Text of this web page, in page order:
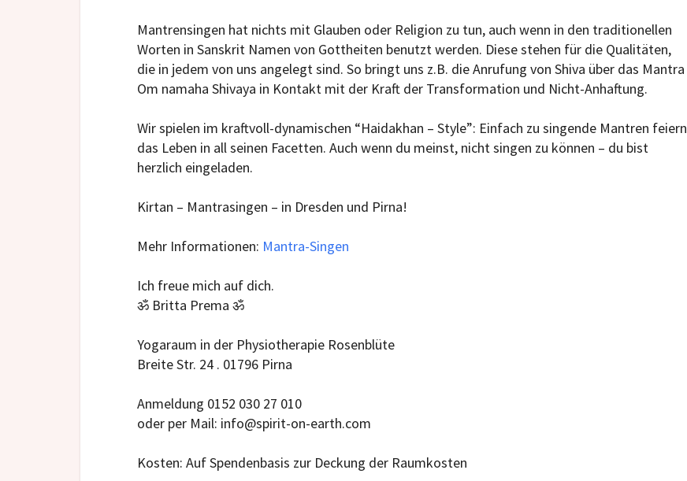
Mantrensingen hat nichts mit Glauben oder Religion zu tun, auch wenn in den traditionellen
Worten in Sanskrit Namen von Gottheiten benutzt werden. Diese stehen für die Qualitäten,
die in jedem von uns angelegt sind. So bringt uns z.B. die Anrufung von Shiva über das Mantra
Om namaha Shivaya in Kontakt mit der Kraft der Transformation und Nicht-Anhaftung.
Wir spielen im kraftvoll-dynamischen “Haidakhan – Style”: Einfach zu singende Mantren feiern
das Leben in all seinen Facetten. Auch wenn du meinst, nicht singen zu können – du bist
herzlich eingeladen.
Kirtan – Mantrasingen – in Dresden und Pirna!
Mehr Informationen: Mantra-Singen
Ich freue mich auf dich.
ॐ Britta Prema ॐ
Yogaraum in der Physiotherapie Rosenblüte
Breite Str. 24 . 01796 Pirna
Anmeldung 0152 030 27 010
oder per Mail: info@spirit-on-earth.com
Kosten: Auf Spendenbasis zur Deckung der Raumkosten